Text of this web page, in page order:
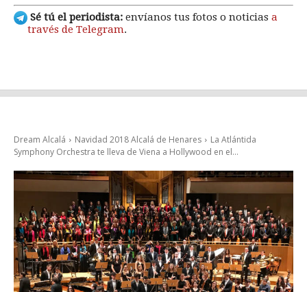
Sé tú el periodista: envíanos tus fotos o noticias a
través de Telegram.